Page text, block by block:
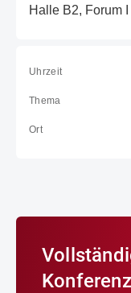
Halle B2, Forum I
Uhrzeit
Thema
Ort